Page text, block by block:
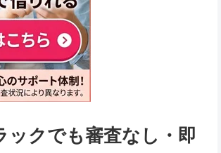
ックでも審査なし・即